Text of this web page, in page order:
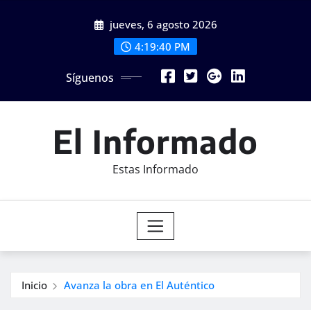
jueves, 6 agosto 2026
4:19:42 PM
Síguenos
El Informado
Estas Informado
Inicio Avanza la obra en El Auténtico